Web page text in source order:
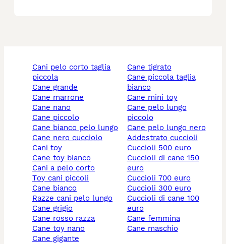
cani pelo corto taglia
piccola
cane grande
cane marrone
cane nano
cane piccolo
cane bianco pelo lungo
cane nero cucciolo
cani toy
cane toy bianco
cani a pelo corto
toy cani piccoli
cane bianco
razze cani pelo lungo
cane grigio
cane rosso razza
cane toy nano
cane gigante
cane tigrato
cane piccola taglia
bianco
cane mini toy
cane pelo lungo
piccolo
cane pelo lungo nero
addestrato cuccioli
cuccioli 500 euro
cuccioli di cane 150
euro
cuccioli 700 euro
cuccioli 300 euro
cuccioli di cane 100
euro
cane femmina
cane maschio